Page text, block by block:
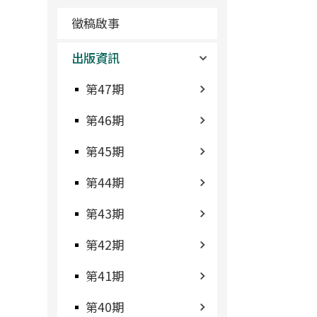
徵稿啟事
出版資訊
第47期
第46期
第45期
第44期
第43期
第42期
第41期
第40期